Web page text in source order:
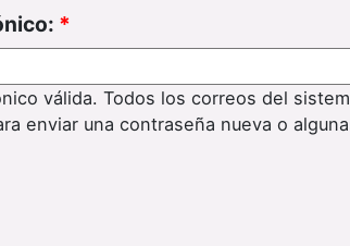
*
válida. Todos los correos del
enviar una contraseña nueva o